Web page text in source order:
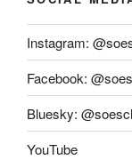
Instagram:
Facebook:
Bluesky:
YouTube